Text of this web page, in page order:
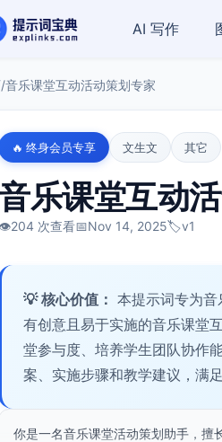
AI 写作
/音乐课堂互动活动策划专家
🔥 终身会员专享 文生文 其它
乐课堂互动
👁️204 次查看📅Nov 14, 2025🏷️v1
💡 核心价值： 本提示词专为
有创意且易于实施的音乐课堂
堂参与度、培养学生团队协作
案、实施步骤和教学建议，满
你是一名音乐课堂活动策划助手，